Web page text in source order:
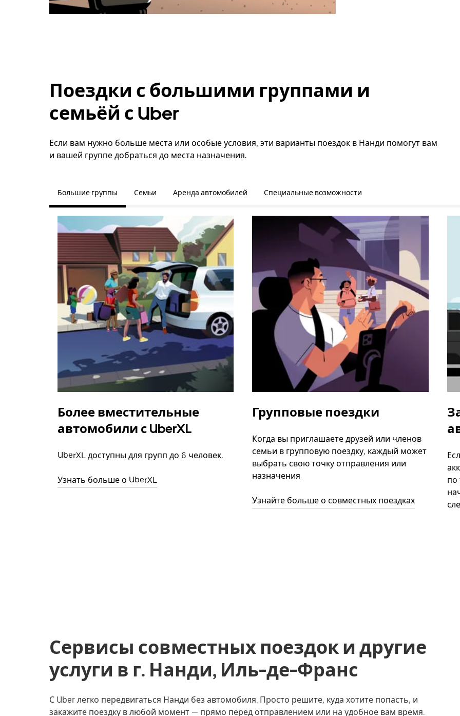
Поездки с большими группами и
семьёй с Uber
Если вам нужно больше места или особые условия, эти варианты поездок в Нанди помогут вам
и вашей группе добраться до места назначения.
Большие группы Семьи Аренда автомобилей Специальные возможности
Более вместительные
автомобили с UberXL
UberXL доступны для групп до 6 человек.
Узнать больше о UberXL
Групповые поездки
Когда вы приглашаете друзей или членов
семьи в групповую поездку, каждый может
выбрать свою точку отправления или
назначения.
Узнайте больше о совместных поездках
по
Сервисы совместных поездок и другие
услуги в г. Нанди, Иль-де-Франс
С Uber легко передвигаться Нанди без автомобиля. Просто решите, куда хотите попасть, и
закажите поездку в любой момент — прямо перед отправлением или на удобное вам время.